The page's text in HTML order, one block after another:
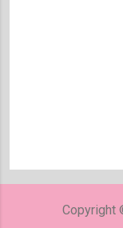
貼
Copyright